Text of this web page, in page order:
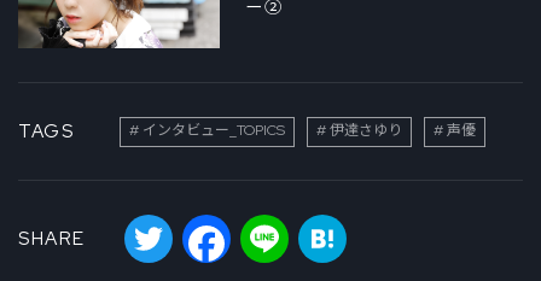
ー②
TAGS インタビュー_TOPICS 伊達さゆり 声優
SHARE
Twitter Facebook
Line